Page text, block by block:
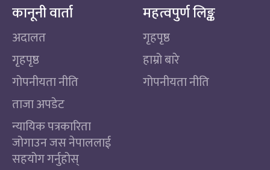
कानूनी वार्ता
अदालत
गृहपृष्ठ
गोपनीयता नीति
ताजा अपडेट
न्यायिक पत्रकारिता
जोगाउन जस नेपाललाई
सहयोग गर्नुहोस्
महत्वपुर्ण लिङ्क
गृहपृष्ठ
हाम्रो बारे
गोपनीयता नीति